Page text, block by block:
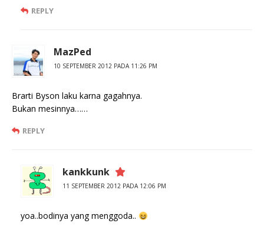
REPLY
MazPed
10 SEPTEMBER 2012 PADA 11:26 PM
Brarti Byson laku karna gagahnya.
Bukan mesinnya……
REPLY
kankkunk
11 SEPTEMBER 2012 PADA 12:06 PM
yoa..bodinya yang menggoda..